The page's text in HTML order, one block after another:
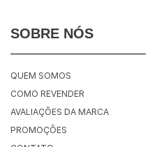
SOBRE NÓS
QUEM SOMOS
COMO REVENDER
AVALIAÇÕES DA MARCA
PROMOÇÕES